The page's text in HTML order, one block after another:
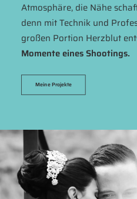
Atmosphäre, die Nähe
denn mit Technik und
großen Portion Herzblut
Momente eines Shootings.
Meine Projekte